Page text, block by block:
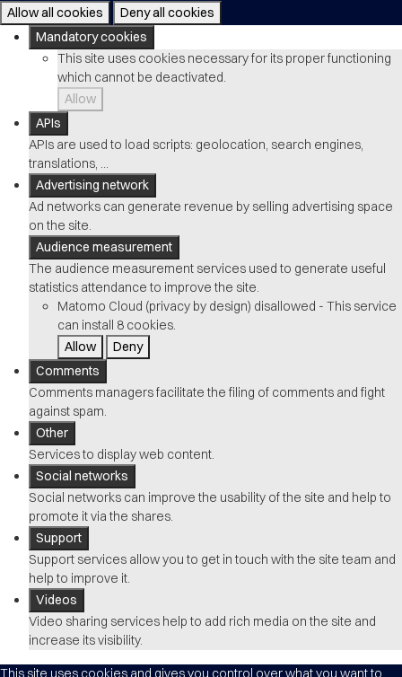
Allow all cookies
Deny all cookies
Mandatory cookies
This site uses cookies necessary for its proper functioning
which cannot be deactivated.
Allow
APIs
APIs are used to load scripts: geolocation, search engines,
translations, ...
Advertising network
Ad networks can generate revenue by selling advertising space
on the site.
Audience measurement
The audience measurement services used to generate useful
statistics attendance to improve the site.
Matomo Cloud (privacy by design) disallowed - This service
can install 8 cookies.
Allow
Deny
Comments
Comments managers facilitate the filing of comments and fight
against spam.
Other
Services to display web content.
Social networks
Social networks can improve the usability of the site and help to
promote it via the shares.
Support
Support services allow you to get in touch with the site team and
help to improve it.
Videos
Video sharing services help to add rich media on the site and
increase its visibility.
This site uses cookies and gives you control over what you want to